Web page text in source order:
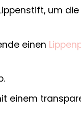
um
einen
einem